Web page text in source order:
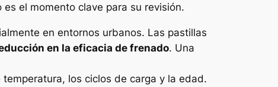
el momento clave para su revisión.
en entornos urbanos. Las pastillas
en la eficacia de frenado. Una
los ciclos de carga y la edad.